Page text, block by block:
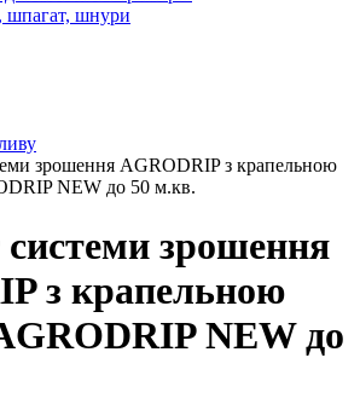
шпагат, шнури
зрошення AGRODRIP з крапельною
NEW до 50 м.кв.
зрошення
з крапельною
NEW до